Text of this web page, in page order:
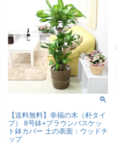
【送料無料】幸福の木（朴タイ
プ） 8号鉢+ブラウンバスケッ
ト鉢カバー 土の表面：ウッドチ
ップ